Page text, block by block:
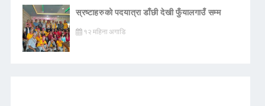
स्रष्टाहरुको पदयात्रा डाँछी देखी फुँयालगाउँ सम्म
१२ महिना अगाडि